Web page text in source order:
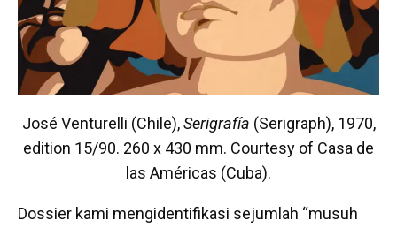
José Venturelli (Chile),Serigrafía (Serigraph), 1970,
edition 15/90. 260 x 430 mm. Courtesy of Casa de
las Américas (Cuba).
Dossier kami mengidentifikasi sejumlah “musuh